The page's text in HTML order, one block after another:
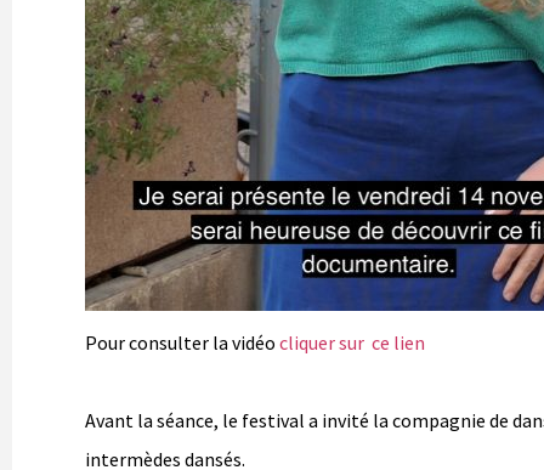
Pour consulter la vidéo cliquer sur ce lien
Avant la séance, le festival a invité la compagnie de
intermèdes dansés.